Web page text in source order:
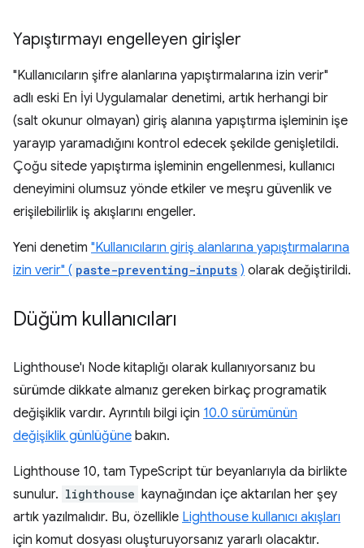
Yapıştırmayı engelleyen girişler
"Kullanıcıların şifre alanlarına yapıştırmalarına izin verir"
adlı eski En İyi Uygulamalar denetimi, artık herhangi bir
(salt okunur olmayan) giriş alanına yapıştırma işleminin işe
yarayıp yaramadığını kontrol edecek şekilde genişletildi.
Çoğu sitede yapıştırma işleminin engellenmesi, kullanıcı
deneyimini olumsuz yönde etkiler ve meşru güvenlik ve
erişilebilirlik iş akışlarını engeller.
Yeni denetim "Kullanıcıların giriş alanlarına yapıştırmalarına
izin verir" ( paste-preventing-inputs ) olarak değiştirildi.
Düğüm kullanıcıları
Lighthouse'ı Node kitaplığı olarak kullanıyorsanız bu
sürümde dikkate almanız gereken birkaç programatik
değişiklik vardır. Ayrıntılı bilgi için 10.0 sürümünün
değişiklik günlüğüne bakın.
Lighthouse 10, tam TypeScript tür beyanlarıyla da birlikte
sunulur. lighthouse kaynağından içe aktarılan her şey
artık yazılmalıdır. Bu, özellikle Lighthouse kullanıcı akışları
için komut dosyası oluşturuyorsanız yararlı olacaktır.